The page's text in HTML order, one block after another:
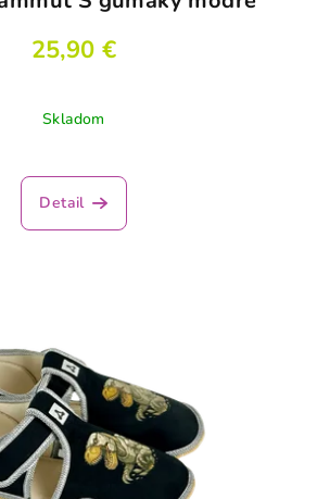
25,90 €
Skladom
Detail